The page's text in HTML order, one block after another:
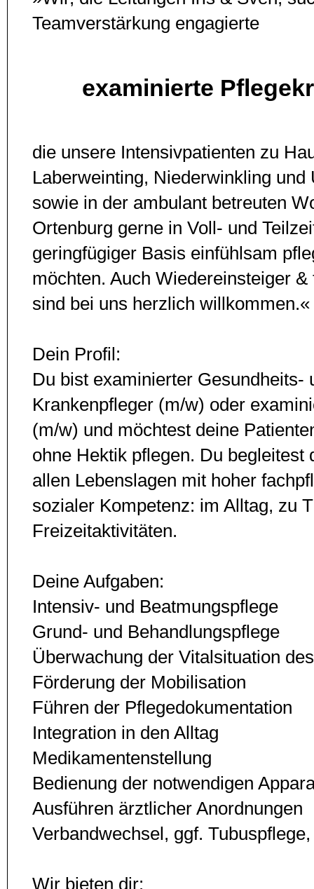
Teamverstärkung engagierte
examinierte
die unsere Intensivpatienten zu
Laberweinting, Niederwinkling und
sowie in der ambulant betreuten
Ortenburg gerne in Voll- und
geringfügiger Basis einfühl­sam
möchten. Auch Wiedereinsteiger
sind bei uns herzlich willkommen.«
Dein Profil:
Du bist examinierter Gesundheits-
Krankenpfleger (m/w) oder
(m/w) und möchtest deine
ohne Hektik pflegen. Du begleitest
allen Lebenslagen mit hoher
sozialer Kompetenz: im Alltag, zu
Freizeitaktivitäten.
Deine Aufgaben:
Intensiv- und Beatmungspflege
Grund- und Behandlungspflege
Überwachung der Vitalsituation
Förderung der Mobilisation
Führen der Pflegedokumentation
Integration in den Alltag
Medikamentenstellung
Bedienung der notwendigen
Ausführen ärztlicher Anordnungen
Verbandwechsel, ggf.
Wir bieten dir: